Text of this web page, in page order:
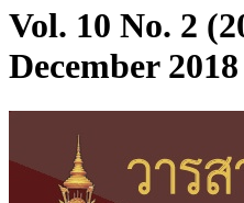
Vol. 10 No. 2
December 2018